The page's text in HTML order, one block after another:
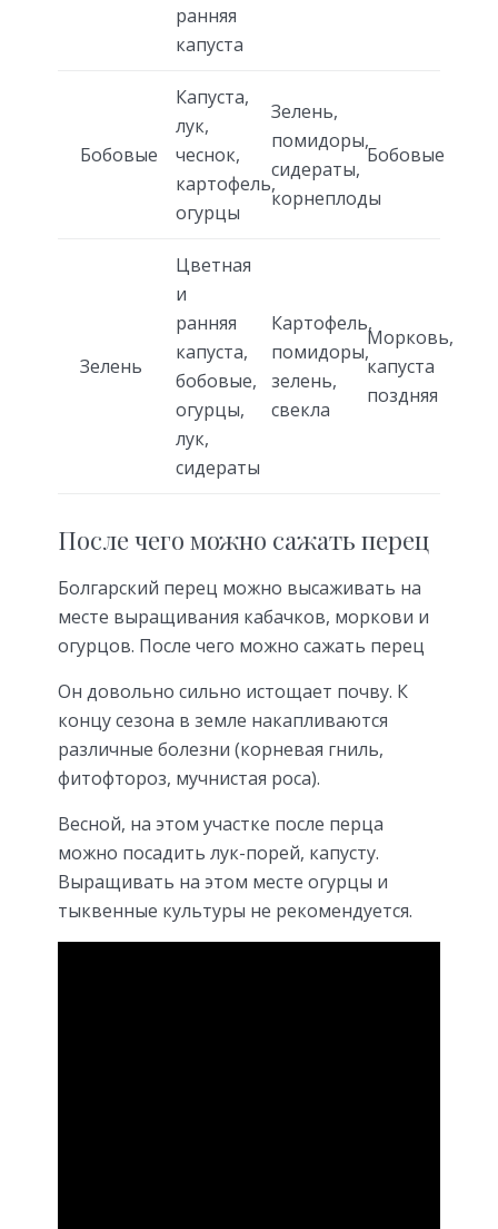
ранняя
капуста
Бобовые
Капуста,
лук,
чеснок,
картофель,
огурцы
Зелень,
помидоры,
сидераты,
корнеплоды
Бобовые
Зелень
Цветная
и
ранняя
капуста,
бобовые,
огурцы,
лук,
сидераты
Картофель,
помидоры,
зелень,
свекла
Морковь,
капуста
поздняя
После чего можно сажать перец
Болгарский перец можно высаживать на
месте выращивания кабачков, моркови и
огурцов. После чего можно сажать перец
Он довольно сильно истощает почву. К
концу сезона в земле накапливаются
различные болезни (корневая гниль,
фитофтороз, мучнистая роса).
Весной, на этом участке после перца
можно посадить лук-порей, капусту.
Выращивать на этом месте огурцы и
тыквенные культуры не рекомендуется.